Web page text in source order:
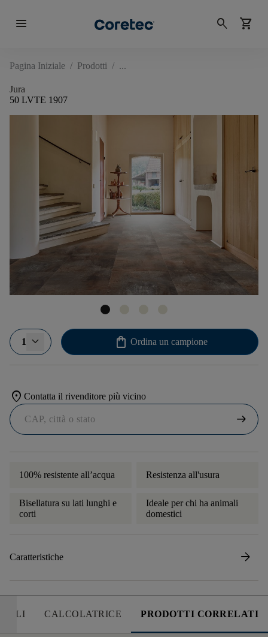
menu search shopping_cart
Pagina Iniziale / Prodotti /
Jura
50 LVTE 1907
1 shopping_bag Ordina un campione
location_on Contatta il rivenditore più vicino
arrow_right_alt
100% resistente all’acqua Resistenza all'usura
Bisellatura su lati lunghi e
corti
Ideale per chi ha animali
domestici
Caratteristiche arrow_forward
CALCOLATRICE PRODOTTI CORRELATI